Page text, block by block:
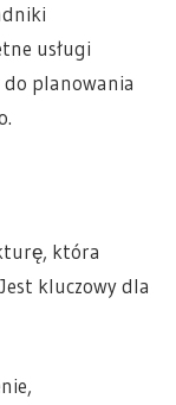
usługi
do planowania
która
kluczowy dla